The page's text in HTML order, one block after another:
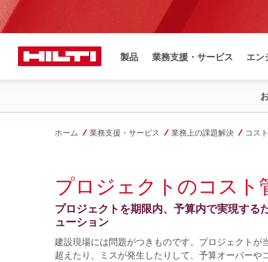
製品 業務支援・サービス エン
ホーム 業務支援・サービス 業務上の課題解決 コス
プロジェクトのコスト
プロジェクトを期限内、予算内で実現する
ューション
建設現場には問題がつきものです。プロジェクトが
超えたり、ミスが発生したりして、予算オーバーや